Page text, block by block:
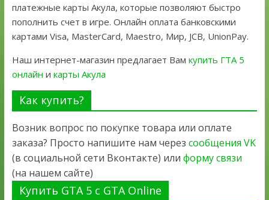
платежные карты Акула, которые позволяют быстро
пополнить счет в игре. Онлайн оплата банковскими
картами Visa, MasterCard, Maestro, Мир, JCB, UnionPay.
Наш интернет-магазин предлагает Вам купить ГТА 5
онлайн и карты Акула
Как купить?
Возник вопрос по покупке товара или оплате
заказа? Просто напишите нам через сообщения VK
(в социальной сети Вконтакте) или форму связи
(на нашем сайте)
Купить GTA 5 с GTA Online